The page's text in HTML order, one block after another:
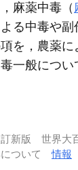
麻薬中毒（
る中毒や副
を，農薬
一般につい
新版 世界大
について情報